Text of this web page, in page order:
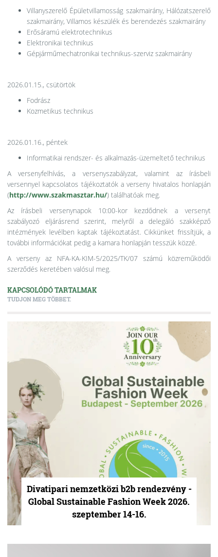
Villanyszerelő Épületvillamosság szakmairány, Hálózatszerelő
szakmairány, Villamos készülék és berendezés szakmairány
Erősáramú elektrotechnikus
Elektronikai technikus
Gépjárműmechatronikai technikus-szerviz szakmairány
2026.01.15., csütörtök
Fodrász
Kozmetikus technikus
2026.01.16., péntek
Informatikai rendszer- és alkalmazás-üzemeltető technikus
A versenyfelhívás, a versenyszabályzat, valamint az írásbeli
versennyel kapcsolatos tájékoztatók a verseny hivatalos honlapján
(http://www.szakmasztar.hu/) találhatóak meg.
Az írásbeli versenynapok 10:00-kor kezdődnek a versenyt
szabályozó eljárásrend szerint, melyről a delegáló szakképző
intézmények levélben kaptak tájékoztatást. Cikkünket frissítjük, a
további információkat pedig a kamara honlapján tesszük közzé.
A verseny az NFA-KA-KIM-5/2025/TK/07 számú közreműködői
szerződés keretében valósul meg.
KAPCSOLÓDÓ TARTALMAK
TUDJON MEG TÖBBET.
Divatipari nemzetközi b2b rendezvény -
Global Sustainable Fashion Week 2026.
szeptember 14-16.